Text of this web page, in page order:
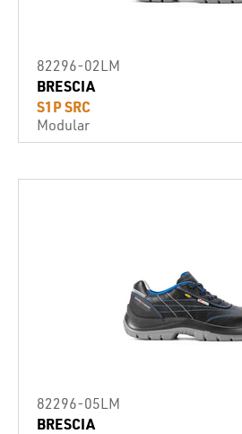
82296-02LM
BRESCIA
S1P SRC
Modular
82296-05LM
BRESCIA